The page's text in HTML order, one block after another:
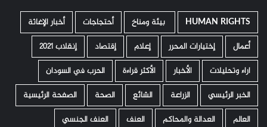
HUMAN RIGHTS ­ بيئة ومناخ أحتجاجات
أخبار الإغاثة
أعمال
إختيارات المحرر إعلام إقتصاد
إنقلاب 2021
اراء وتحليلات
الأخبار الأكثر قراءة
الحرب في السودان
الخبر الرئيسي
الزراعة الشائع الصحة
الصفحة الرئيسية
العالم
العدالة والمحاكم العنف
العنف الجنسي